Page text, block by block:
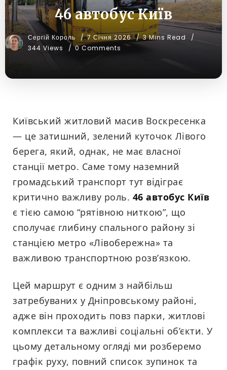
46 автобус Київ
Сергій Король 7 Січня 2026
3 Mins Read
344 Views
0 Comments
Київський житловий масив Воскресенка
— це затишний, зелений куточок Лівого
берега, який, однак, не має власної
станції метро. Саме тому наземний
громадський транспорт тут відіграє
критично важливу роль. 46 автобус Київ
є тією самою “рятівною ниткою”, що
сполучає глибину спального району зі
станцією метро «Лівобережна» та
важливою транспортною розв’язкою.
Цей маршрут є одним з найбільш
затребуваних у Дніпровському районі,
адже він проходить повз парки, житлові
комплекси та важливі соціальні об’єкти. У
цьому детальному огляді ми розберемо
графік руху, повний список зупинок та